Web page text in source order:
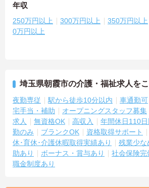
年収
250万円以上 300万円以上 350万円以上
0万円以上
埼玉県朝霞市の介護・福祉求人を
夜勤専従 駅から徒歩10分以内 車通勤可
宅手当・補助
オープニングスタッフ募集
求人
無資格OK 高収入 年間休日110日
勤のみ
ブランクOK 資格取得サポート
休･育休･介護休暇取得実績あり
残業少な
助あり
ボーナス・賞与あり 社会保険完
職金制度あり